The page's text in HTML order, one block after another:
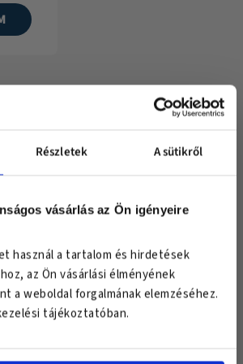
Részletek A sütikről
vásárlás az Ön igényeire
használ a tartalom és hirdetések
az Ön vásárlási élményének
a weboldal forgalmának elemzéséhez.
tájékoztatóban.
7
mondták
egy különleges meglepetésünk!
válassz egy ajándékot!